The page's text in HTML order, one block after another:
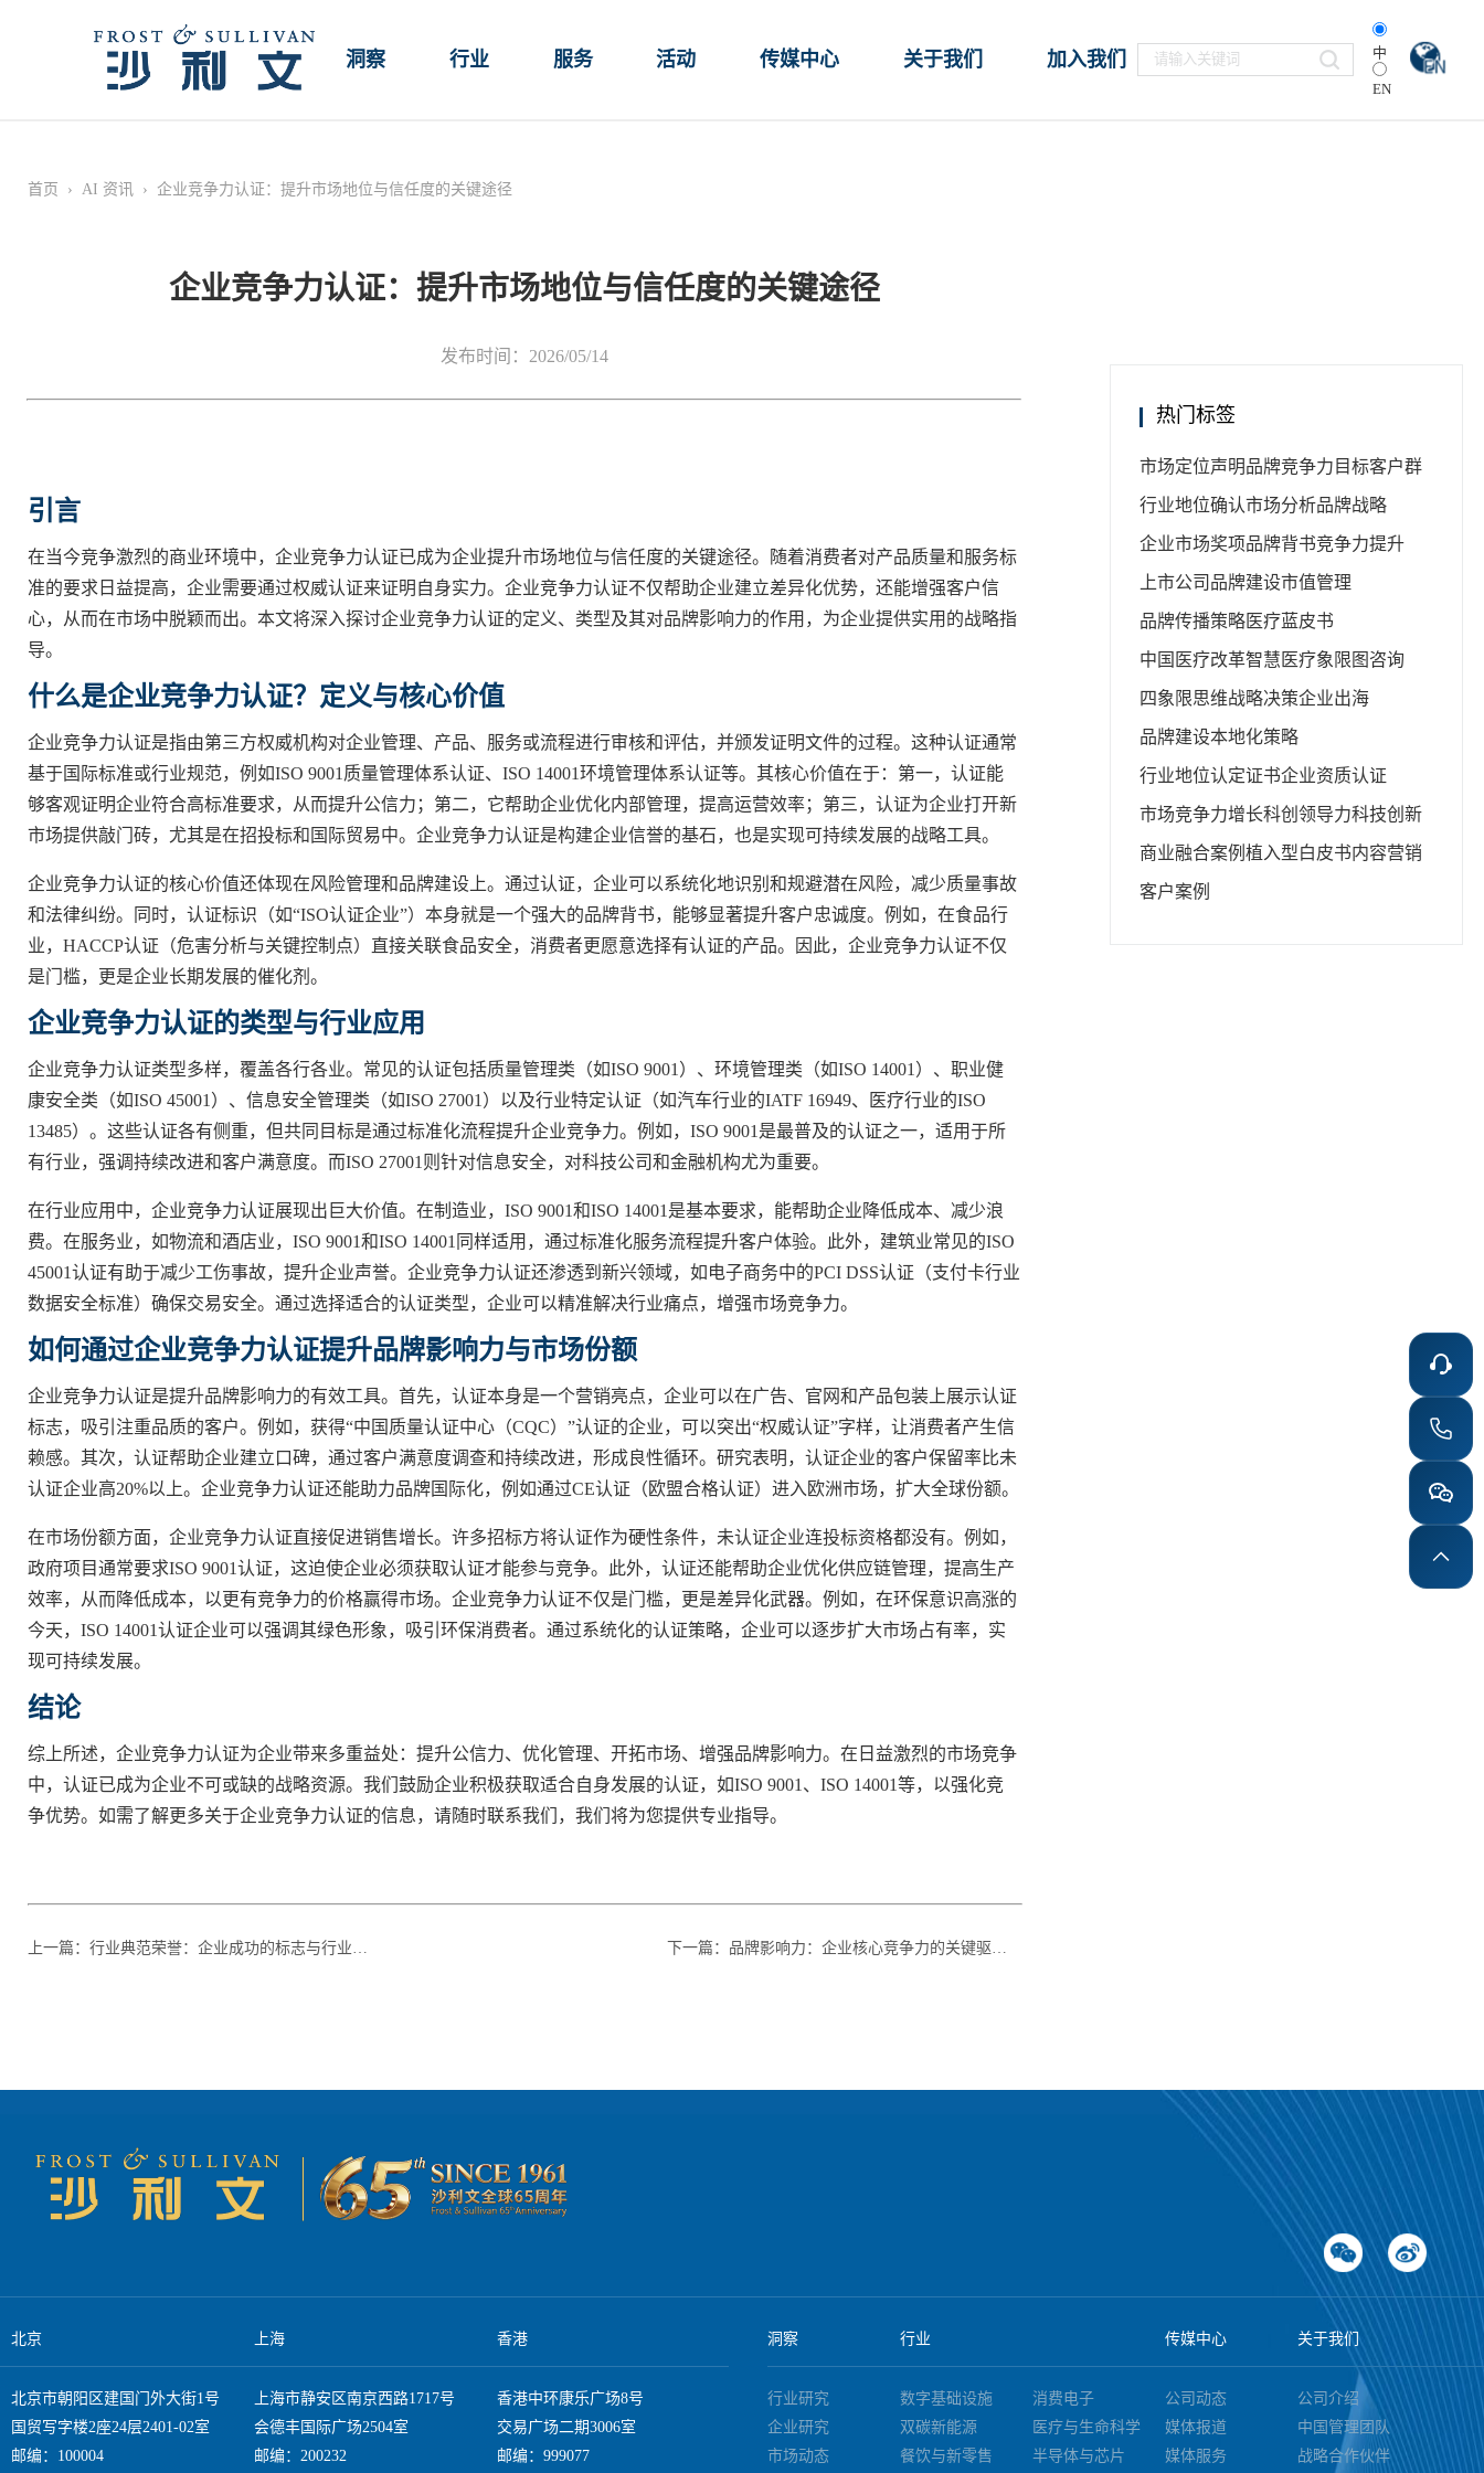
洞察 行业 服务 活动 传媒中心 关于我们 加入我们 中
EN
首页 › AI 资讯 › 企业竞争力认证：提升市场地位与信任度的关键途径
企业竞争力认证：提升市场地位与信任度的关键途径
发布时间：2026/05/14
引言
在当今竞争激烈的商业环境中，企业竞争力认证已成为企业提升市场地位与信任度的关键途径。随着消费者对产品质量和服务标
准的要求日益提高，企业需要通过权威认证来证明自身实力。企业竞争力认证不仅帮助企业建立差异化优势，还能增强客户信
心，从而在市场中脱颖而出。本文将深入探讨企业竞争力认证的定义、类型及其对品牌影响力的作用，为企业提供实用的战略指
导。
什么是企业竞争力认证？定义与核心价值
企业竞争力认证是指由第三方权威机构对企业管理、产品、服务或流程进行审核和评估，并颁发证明文件的过程。这种认证通常
基于国际标准或行业规范，例如ISO 9001质量管理体系认证、ISO 14001环境管理体系认证等。其核心价值在于：第一，认证能
够客观证明企业符合高标准要求，从而提升公信力；第二，它帮助企业优化内部管理，提高运营效率；第三，认证为企业打开新
市场提供敲门砖，尤其是在招投标和国际贸易中。企业竞争力认证是构建企业信誉的基石，也是实现可持续发展的战略工具。
企业竞争力认证的核心价值还体现在风险管理和品牌建设上。通过认证，企业可以系统化地识别和规避潜在风险，减少质量事故
和法律纠纷。同时，认证标识（如“ISO认证企业”）本身就是一个强大的品牌背书，能够显著提升客户忠诚度。例如，在食品行
业，HACCP认证（危害分析与关键控制点）直接关联食品安全，消费者更愿意选择有认证的产品。因此，企业竞争力认证不仅
是门槛，更是企业长期发展的催化剂。
企业竞争力认证的类型与行业应用
企业竞争力认证类型多样，覆盖各行各业。常见的认证包括质量管理类（如ISO 9001）、环境管理类（如ISO 14001）、职业健
康安全类（如ISO 45001）、信息安全管理类（如ISO 27001）以及行业特定认证（如汽车行业的IATF 16949、医疗行业的ISO
13485）。这些认证各有侧重，但共同目标是通过标准化流程提升企业竞争力。例如，ISO 9001是最普及的认证之一，适用于所
有行业，强调持续改进和客户满意度。而ISO 27001则针对信息安全，对科技公司和金融机构尤为重要。
在行业应用中，企业竞争力认证展现出巨大价值。在制造业，ISO 9001和ISO 14001是基本要求，能帮助企业降低成本、减少浪
费。在服务业，如物流和酒店业，ISO 9001和ISO 14001同样适用，通过标准化服务流程提升客户体验。此外，建筑业常见的ISO
45001认证有助于减少工伤事故，提升企业声誉。企业竞争力认证还渗透到新兴领域，如电子商务中的PCI DSS认证（支付卡行业
数据安全标准）确保交易安全。通过选择适合的认证类型，企业可以精准解决行业痛点，增强市场竞争力。
如何通过企业竞争力认证提升品牌影响力与市场份额
企业竞争力认证是提升品牌影响力的有效工具。首先，认证本身是一个营销亮点，企业可以在广告、官网和产品包装上展示认证
标志，吸引注重品质的客户。例如，获得“中国质量认证中心（CQC）”认证的企业，可以突出“权威认证”字样，让消费者产生信
赖感。其次，认证帮助企业建立口碑，通过客户满意度调查和持续改进，形成良性循环。研究表明，认证企业的客户保留率比未
认证企业高20%以上。企业竞争力认证还能助力品牌国际化，例如通过CE认证（欧盟合格认证）进入欧洲市场，扩大全球份额。
在市场份额方面，企业竞争力认证直接促进销售增长。许多招标方将认证作为硬性条件，未认证企业连投标资格都没有。例如，
政府项目通常要求ISO 9001认证，这迫使企业必须获取认证才能参与竞争。此外，认证还能帮助企业优化供应链管理，提高生产
效率，从而降低成本，以更有竞争力的价格赢得市场。企业竞争力认证不仅是门槛，更是差异化武器。例如，在环保意识高涨的
今天，ISO 14001认证企业可以强调其绿色形象，吸引环保消费者。通过系统化的认证策略，企业可以逐步扩大市场占有率，实
现可持续发展。
结论
综上所述，企业竞争力认证为企业带来多重益处：提升公信力、优化管理、开拓市场、增强品牌影响力。在日益激烈的市场竞争
中，认证已成为企业不可或缺的战略资源。我们鼓励企业积极获取适合自身发展的认证，如ISO 9001、ISO 14001等，以强化竞
争优势。如需了解更多关于企业竞争力认证的信息，请随时联系我们，我们将为您提供专业指导。
上一篇 ： 行业典范荣誉：企业成功的标志与行业发展的驱动力 下一篇 ： 品牌影响力：企业核心竞争力的关键驱动力
热门标签
市场定位声明品牌竞争力 目标客户群
行业地位确认市场分析品牌战略
企业市场奖项品牌背书竞争力提升
上市公司品牌建设市值管理
品牌传播策略医疗蓝皮书
中国医疗改革智慧医疗象限图咨询
四象限思维战略决策企业出海
品牌建设本地化策略
行业地位认定证书企业资质认证
市场竞争力增长科创领导力科技创新
商业融合案例植入型白皮书内容营销
客户案例
北京 上海 香港
北京市朝阳区建国门外大街1号
国贸写字楼2座24层2401-02室
邮编：100004
上海市静安区南京西路1717号
会德丰国际广场2504室
邮编：200232
香港中环康乐广场8号
交易广场二期3006室
邮编：999077
洞察 行业 传媒中心 关于我们
行业研究
企业研究
市场动态
数字基础设施
消费电子
双碳新能源
医疗与生命科学
餐饮与新零售
半导体与芯片
公司动态
媒体报道
媒体服务
公司介绍
中国管理团队
战略合作伙伴